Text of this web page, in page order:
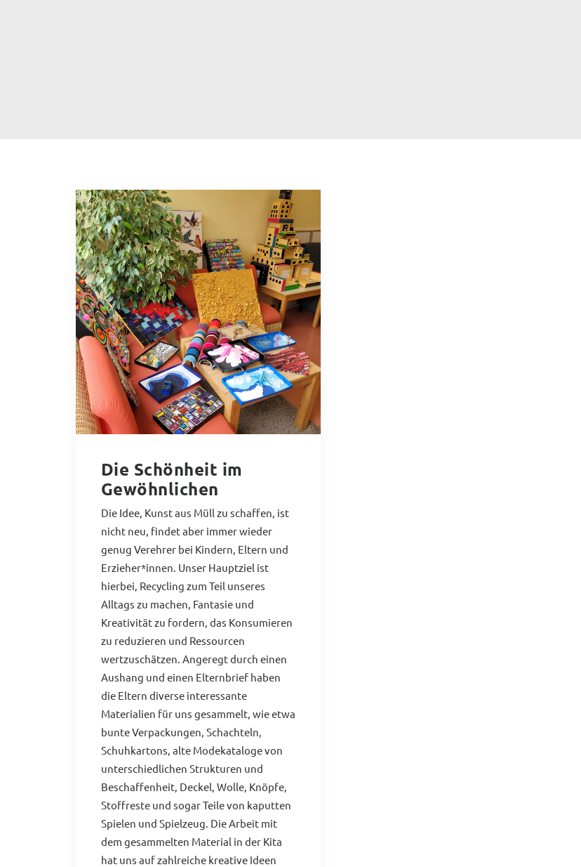
Die Schönheit im
Gewöhnlichen
Die Idee, Kunst aus Müll zu schaffen, ist
nicht neu, findet aber immer wieder
genug Verehrer bei Kindern, Eltern und
Erzieher*innen. Unser Hauptziel ist
hierbei, Recycling zum Teil unseres
Alltags zu machen, Fantasie und
Kreativität zu fordern, das Konsumieren
zu reduzieren und Ressourcen
wertzuschätzen. Angeregt durch einen
Aushang und einen Elternbrief haben
die Eltern diverse interessante
Materialien für uns gesammelt, wie etwa
bunte Verpackungen, Schachteln,
Schuhkartons, alte Modekataloge von
unterschiedlichen Strukturen und
Beschaffenheit, Deckel, Wolle, Knöpfe,
Stoffreste und sogar Teile von kaputten
Spielen und Spielzeug. Die Arbeit mit
dem gesammelten Material in der Kita
hat uns auf zahlreiche kreative Ideen